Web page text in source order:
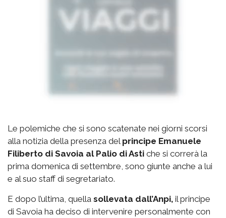
Le polemiche che si sono scatenate nei giorni scorsi
alla notizia della presenza del principe Emanuele
Filiberto di Savoia al Palio di Asti che si correrà la
prima domenica di settembre, sono giunte anche a lui
e al suo staff di segretariato.
E dopo l’ultima, quella sollevata dall’Anpi, il principe
di Savoia ha deciso di intervenire personalmente con